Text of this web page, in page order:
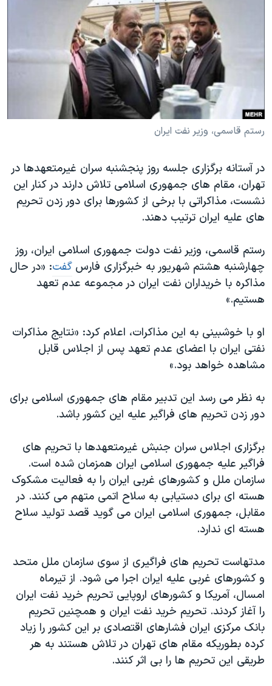
فرهنگ و زندگی
حقوق شهروندی
اقتصادی
اسرائیل در جنگ
گالری عکس
انتخابات ریاست جمهوری آمریکا ۲۰۲۴
حمله جمهوری اسلامی به اسرائیل
ورزش زنان در ایران
اعتراضات زن، زندگی، آزادی
تریبونال مردمی آبان ۹۸
دادگاه حمید نوری
چهل سال گروگان‌گیری
اعتراضات مردمی آبان ۹۸
اسرائیل در جنگ
نرگس محمدی برنده جایزه نوبل صلح
صفحه‌های ویژه
سفر پرزیدنت ترامپ به چین
زبانهای مختلف
رستم قاسمی، وزیر نفت ایران
در آستانه برگزاری جلسه روز پنجشنبه سران غیرمتعهدها در
تهران، مقام های جمهوری اسلامی تلاش دارند در کنار این
نشست، مذاکراتی با برخی از کشورها برای دور زدن تحریم
های علیه ایران ترتیب دهند.
رستم قاسمی، وزیر نفت دولت جمهوری اسلامی ایران، روز
چهارشنبه هشتم شهریور به خبرگزاری فارس گفت: «در حال
مذاکره با خریداران نفت ایران در مجموعه عدم تعهد
هستیم.»
او با خوشبینی به این مذاکرات، اعلام کرد: «نتایج مذاکرات
نفتی ایران با اعضای عدم تعهد پس از اجلاس قابل
مشاهده خواهد بود.»
به نظر می رسد این تدبیر مقام های جمهوری اسلامی برای
دور زدن تحریم های فراگیر علیه این کشور باشد.
برگزاری اجلاس سران جنبش غیرمتعهدها با تحریم های
فراگیر علیه جمهوری اسلامی ایران همزمان شده است.
سازمان ملل و کشورهای غربی ایران را به فعالیت مشکوک
هسته ای برای دستیابی به سلاح اتمی متهم می کنند. در
مقابل، جمهوری اسلامی ایران می گوید قصد تولید سلاح
هسته ای ندارد.
مدتهاست تحریم های فراگیری از سوی سازمان ملل متحد
و کشورهای غربی علیه ایران اجرا می شود. از تیرماه
امسال، آمریکا و کشورهای اروپایی تحریم خرید نفت ایران
را آغاز کردند. تحریم خرید نفت ایران و همچنین تحریم
بانک مرکزی ایران فشارهای اقتصادی بر این کشور را زیاد
کرده بطوریکه مقام های تهران در تلاش هستند به هر
طریقی این تحریم ها را بی اثر کنند.